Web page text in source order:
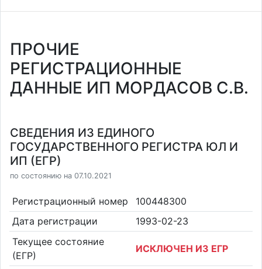
ПРОЧИЕ
РЕГИСТРАЦИОННЫЕ
ДАННЫЕ ИП МОРДАСОВ С.В.
СВЕДЕНИЯ ИЗ ЕДИНОГО
ГОСУДАРСТВЕННОГО РЕГИСТРА ЮЛ И
ИП (ЕГР)
по состоянию на 07.10.2021
Регистрационный номер
100448300
Дата регистрации
1993-02-23
Текущее состояние
(ЕГР)
ИСКЛЮЧЕН ИЗ ЕГР